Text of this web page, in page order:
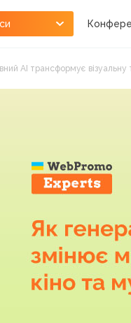
АІ трансформує візуальну